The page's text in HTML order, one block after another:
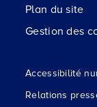
Plan du site
Gestion des
Accessibilité
Relations